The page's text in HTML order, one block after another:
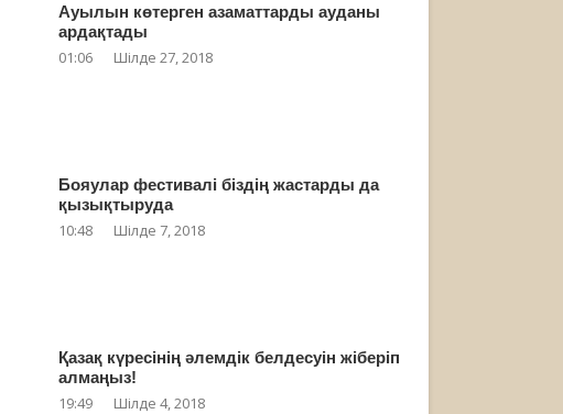
Ауылын көтерген азаматтарды ауданы
ардақтады
01:06 Шілде 27, 2018
Бояулар фестивалі біздің жастарды да
қызықтыруда
10:48 Шілде 7, 2018
Қазақ күресінің әлемдік белдесуін жіберіп
алмаңыз!
19:49 Шілде 4, 2018